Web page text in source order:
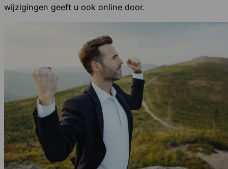
wijzigingen geeft u ook online door.